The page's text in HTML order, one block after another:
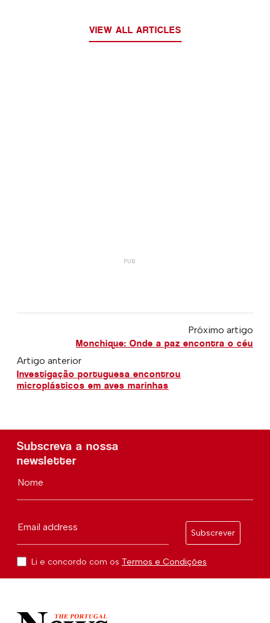
VIEW ALL ARTICLES
Próximo artigo
Monchique: Onde a paz encontra o céu
Artigo anterior
Investigação portuguesa encontrou
microplásticos em aves marinhas
Subscreva a nossa
newsletter
Nome
Email address
Subscrever
Li e concordo com os Termos e Condições